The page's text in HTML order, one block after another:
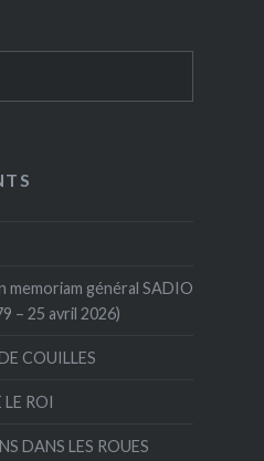
memoriam général SADIO
– 25 avril 2026)
COUILLES
LE ROI
DANS LES ROUES